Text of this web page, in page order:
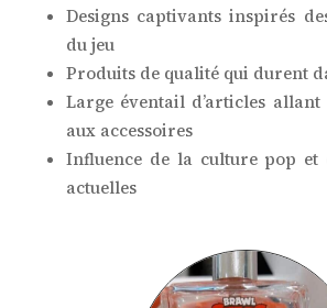
Designs captivants inspirés
du jeu
Produits de qualité qui durent
Large éventail d’articles allant
aux accessoires
Influence de la culture pop et
actuelles